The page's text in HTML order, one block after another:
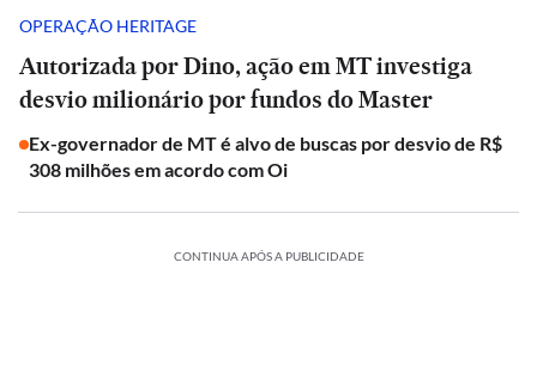
OPERAÇÃO HERITAGE
Autorizada por Dino, ação em MT investiga
desvio milionário por fundos do Master
Ex-governador de MT é alvo de buscas por desvio de R$
308 milhões em acordo com Oi
CONTINUA APÓS A PUBLICIDADE